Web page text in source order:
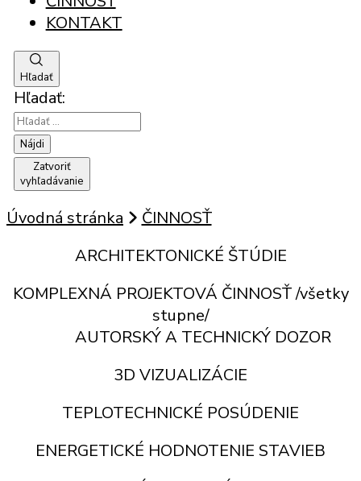
KONTAKT
Hľadať
Hľadať:
Zatvoriť
vyhľadávanie
Úvodná stránka
ČINNOSŤ
ARCHITEKTONICKÉ ŠTÚDIE
KOMPLEXNÁ PROJEKTOVÁ ČINNOSŤ /všetky
stupne/
AUTORSKÝ A TECHNICKÝ DOZOR
3D VIZUALIZÁCIE
TEPLOTECHNICKÉ POSÚDENIE
ENERGETICKÉ HODNOTENIE STAVIEB